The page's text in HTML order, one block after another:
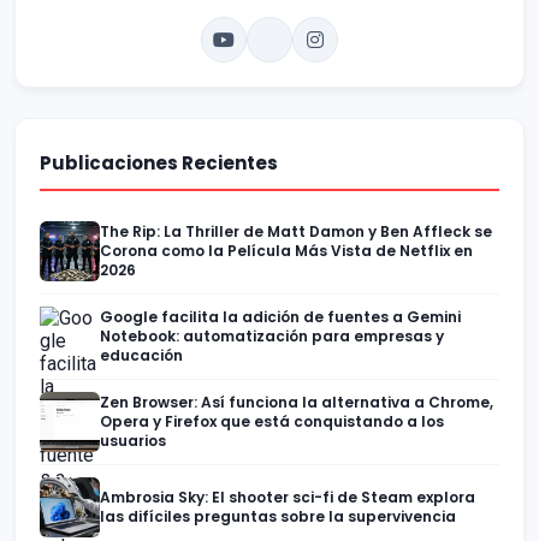
Publicaciones Recientes
The Rip: La Thriller de Matt Damon y Ben Affleck se
Corona como la Película Más Vista de Netflix en
2026
Google facilita la adición de fuentes a Gemini
Notebook: automatización para empresas y
educación
Zen Browser: Así funciona la alternativa a Chrome,
Opera y Firefox que está conquistando a los
usuarios
Ambrosia Sky: El shooter sci-fi de Steam explora
las difíciles preguntas sobre la supervivencia